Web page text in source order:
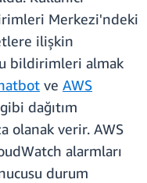
Merkezi'ndeki
ilişkin
bildirimleri almak
ve AWS
gibi dağıtım
olanak verir. AWS
alarmları
durum